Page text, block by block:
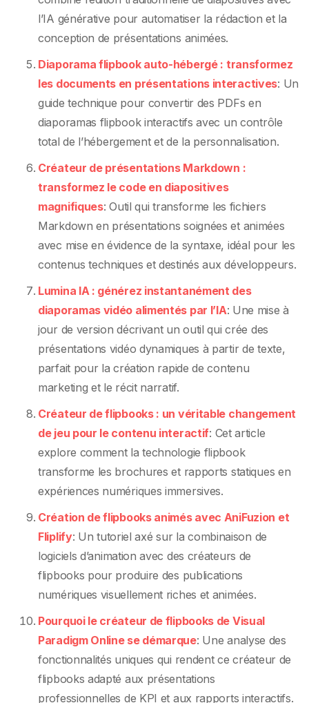
l’IA générative pour automatiser la rédaction et la
conception de présentations animées.
Diaporama flipbook auto-hébergé : transformez
les documents en présentations interactives: Un
guide technique pour convertir des PDFs en
diaporamas flipbook interactifs avec un contrôle
total de l’hébergement et de la personnalisation.
Créateur de présentations Markdown :
transformez le code en diapositives
magnifiques: Outil qui transforme les fichiers
Markdown en présentations soignées et animées
avec mise en évidence de la syntaxe, idéal pour les
contenus techniques et destinés aux développeurs.
Lumina IA : générez instantanément des
diaporamas vidéo alimentés par l’IA: Une mise à
jour de version décrivant un outil qui crée des
présentations vidéo dynamiques à partir de texte,
parfait pour la création rapide de contenu
marketing et le récit narratif.
Créateur de flipbooks : un véritable changement
de jeu pour le contenu interactif: Cet article
explore comment la technologie flipbook
transforme les brochures et rapports statiques en
expériences numériques immersives.
Création de flipbooks animés avec AniFuzion et
Fliplify: Un tutoriel axé sur la combinaison de
logiciels d’animation avec des créateurs de
flipbooks pour produire des publications
numériques visuellement riches et animées.
Pourquoi le créateur de flipbooks de Visual
Paradigm Online se démarque: Une analyse des
fonctionnalités uniques qui rendent ce créateur de
flipbooks adapté aux présentations
professionnelles de KPI et aux rapports interactifs.